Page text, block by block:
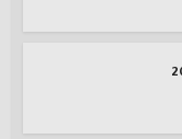
2023